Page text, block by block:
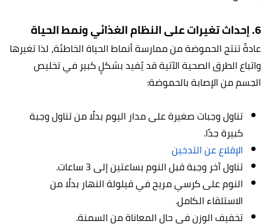
6. إحداث تغيرات على النظام الغذائي ونمط الحياة
عادةً تنتج الحموضة من ممارسة أنماط الحياة الخاطئة، لذا تغيرها
واتباع الطرق الصحية الآتية قد يُفيد بشكلٍ كبير في تخليص
الجسم من الإصابة بالحموضة:
تناول وجبات صغيرة على مدار اليوم بدلًا من تناول وجبة
كبيرة جدًا.
الإقلاع عن التدخين
تناول آخر وجبة قبل النوم بساعتين إلى 3 ساعات.
النوم على كرسي مريح في قيلولة النهار بدلًا من
الاستلقاء الكامل.
تخفيف الوزن في حال المعاناة من السمنة.